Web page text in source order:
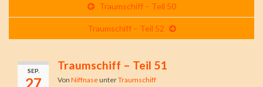
Traumschiff – Teil 50
Traumschiff – Teil 52
SEP.
27
Traumschiff – Teil 51
Von NiffnaseunterTraumschiff